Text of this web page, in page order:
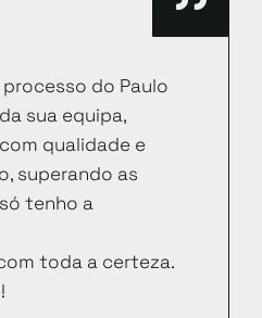
do Paulo
sua equipa,
qualidade e
superando as
tenho a
toda a certeza.